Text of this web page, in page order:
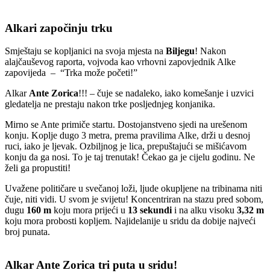
Alkari započinju trku
Smještaju se kopljanici na svoja mjesta na Biljegu! Nakon
alajčauševog raporta, vojvoda kao vrhovni zapovjednik Alke
zapovijeda – “Trka može početi!”
Alkar Ante Zorica!!! – čuje se nadaleko, iako komešanje i uzvici
gledatelja ne prestaju nakon trke posljednjeg konjanika.
Mirno se Ante primiče startu. Dostojanstveno sjedi na urešenom
konju. Koplje dugo 3 metra, prema pravilima Alke, drži u desnoj
ruci, iako je ljevak. Ozbiljnog je lica, prepuštajući se mišićavom
konju da ga nosi. To je taj trenutak! Čekao ga je cijelu godinu. Ne
želi ga propustiti!
Uvažene političare u svečanoj loži, ljude okupljene na tribinama niti
čuje, niti vidi. U svom je svijetu! Koncentriran na stazu pred sobom,
dugu 160 m koju mora prijeći u 13 sekundi i na alku visoku 3,32 m
koju mora probosti kopljem. Najidelanije u sridu da dobije najveći
broj punata.
Alkar Ante Zorica tri puta u sridu!